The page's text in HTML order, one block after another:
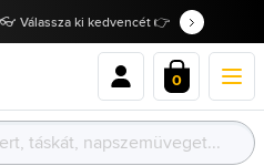
Válassza ki kedvencét 👉
0